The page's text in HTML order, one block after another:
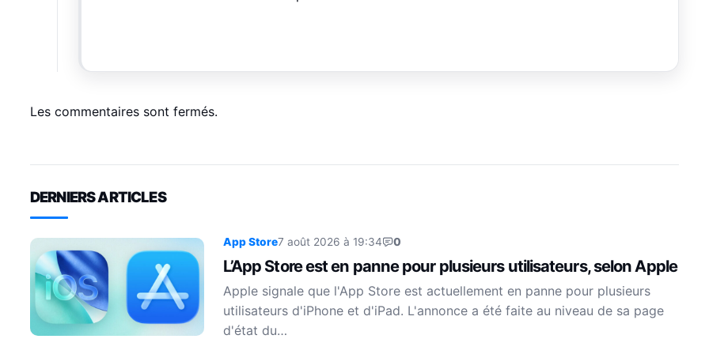
Les commentaires sont fermés.
DERNIERS ARTICLES
App Store7 août 2026 à 19:34 0
L’App Store est en panne pour plusieurs utilisateurs, selon Apple
Apple signale que l'App Store est actuellement en panne pour plusieurs
utilisateurs d'iPhone et d'iPad. L'annonce a été faite au niveau de sa page
d'état du…